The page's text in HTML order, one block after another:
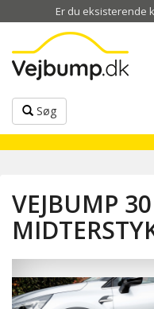
Er du eksisterende
Søg
VEJBUMP